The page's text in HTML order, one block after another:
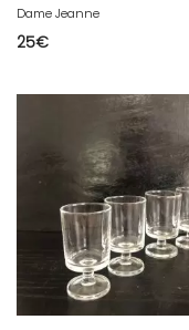
Dame Jeanne
25€